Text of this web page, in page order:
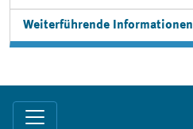
Weiterführende Informationen